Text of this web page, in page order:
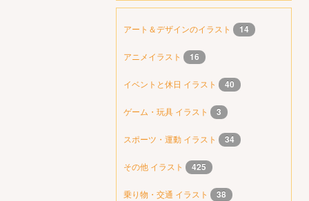
アート＆デザインのイラスト 14
アニメイラスト 16
イベントと休日 イラスト 40
ゲーム・玩具 イラスト 3
スポーツ・運動 イラスト 34
その他 イラスト 425
乗り物・交通 イラスト 38